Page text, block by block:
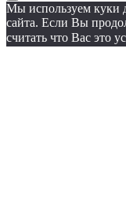
Мы используем куки
сайта. Если Вы
считать что Вас это